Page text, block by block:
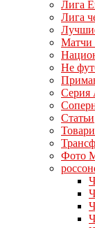
Лига
Лига
Матчи
Не
Серия
Статьи
Фото